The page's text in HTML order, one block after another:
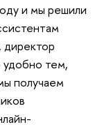
и мы решили
тем,
получаем